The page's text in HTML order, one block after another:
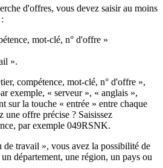
d'offres, vous devez saisir au moins
mot-clé, n° d'offre »
».
compétence, mot-clé, n° d'offre »,
exemple, « serveur », « anglais »,
sur la touche « entrée » entre chaque
une offre précise ? Saisissez
par exemple 049RSNK.
de travail », vous avez la possibilité de
département, une région, un pays ou